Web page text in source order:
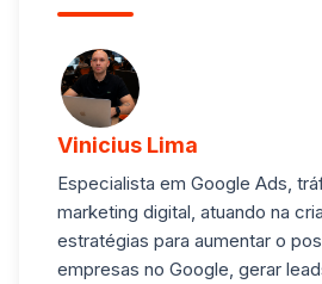
Vinicius Lima
Especialista em Google Ads,
marketing digital, atuando na
estratégias para aumentar o
empresas no Google, gerar